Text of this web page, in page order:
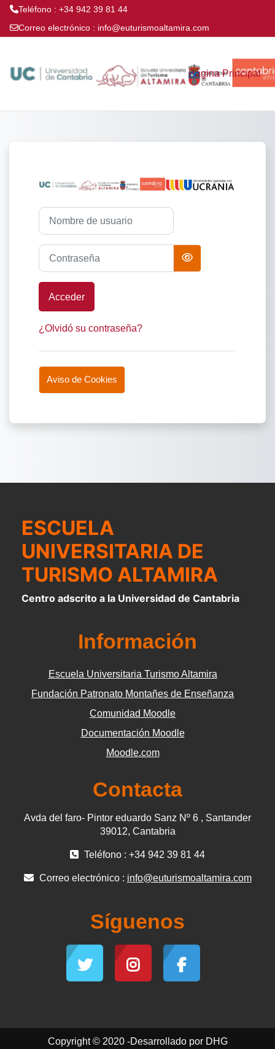
Teléfono : +34 942 39 81 44
Correo electrónico : info@euturismoaltamira.com
Página Principal
Entrar a E. U.
Nombre de usuario
Contraseña
Acceder
¿Olvidó su contraseña?
Aviso de Cookies
ESCUELA
UNIVERSITARIA DE
TURISMO ALTAMIRA
Centro adscrito a la Universidad de Cantabria
Información
Escuela Universitaria Turismo Altamira
Fundación Patronato Montañes de Enseñanza
Comunidad Moodle
Documentación Moodle
Moodle.com
Contacta
Avda del faro- Pintor eduardo Sanz Nº 6 , Santander
39012, Cantabria
Teléfono : +34 942 39 81 44
Correo electrónico : info@euturismoaltamira.com
Síguenos
Copyright © 2020 -Desarrollado por DHG